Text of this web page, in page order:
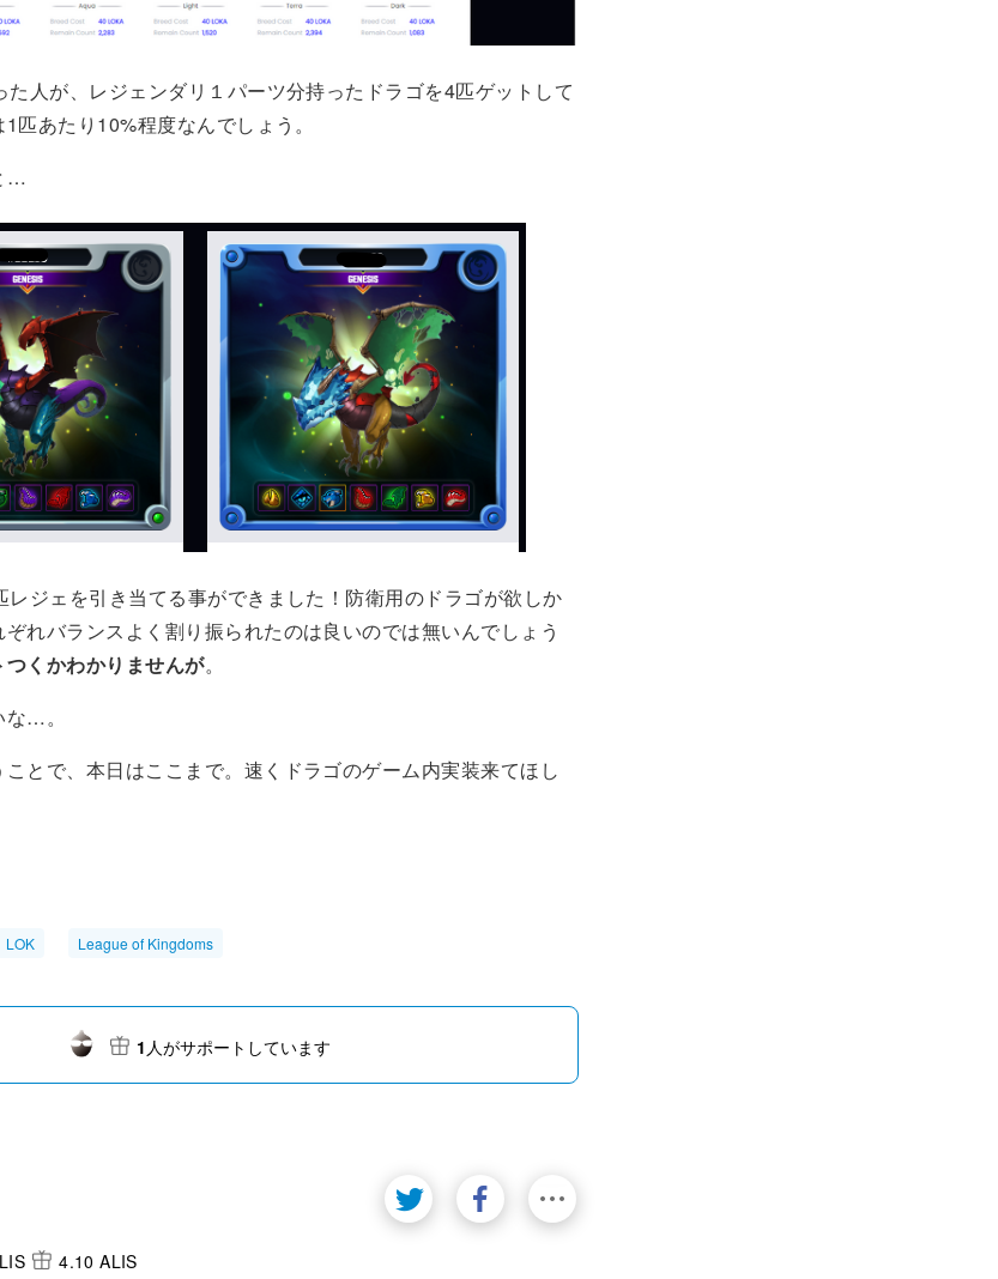
人が、レジェンダリ１パーツ分持ったドラゴを4匹ゲットして
匹あたり10%程度なんでしょう。
…
レジェを引き当てる事ができました！防衛用のドラゴが欲しか
れバランスよく割り振られたのは良いのでは無いんでしょう
つくかわかりませんが。
…。
とで、本日はここまで。速くドラゴのゲーム内実装来てほし
LOK League of Kingdoms
1 人がサポートしています
4.10 ALIS